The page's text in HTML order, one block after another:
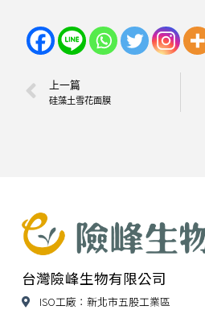
上一篇
硅藻土雪花面膜
台灣險峰生物有限公司
ISO工廠：新北市五股工業區